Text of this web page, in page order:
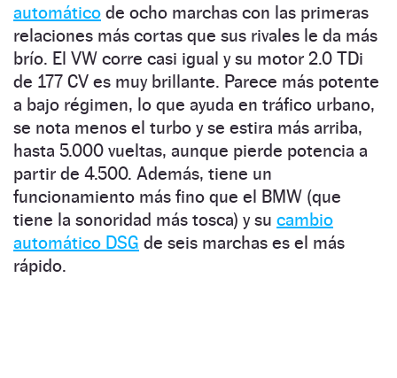
automático de ocho marchas con las primeras
relaciones más cortas que sus rivales le da más
brío. El VW corre casi igual y su motor 2.0 TDi
de 177 CV es muy brillante. Parece más potente
a bajo régimen, lo que ayuda en tráfico urbano,
se nota menos el turbo y se estira más arriba,
hasta 5.000 vueltas, aunque pierde potencia a
partir de 4.500. Además, tiene un
funcionamiento más fino que el BMW (que
tiene la sonoridad más tosca) y su cambio
automático DSG de seis marchas es el más
rápido.